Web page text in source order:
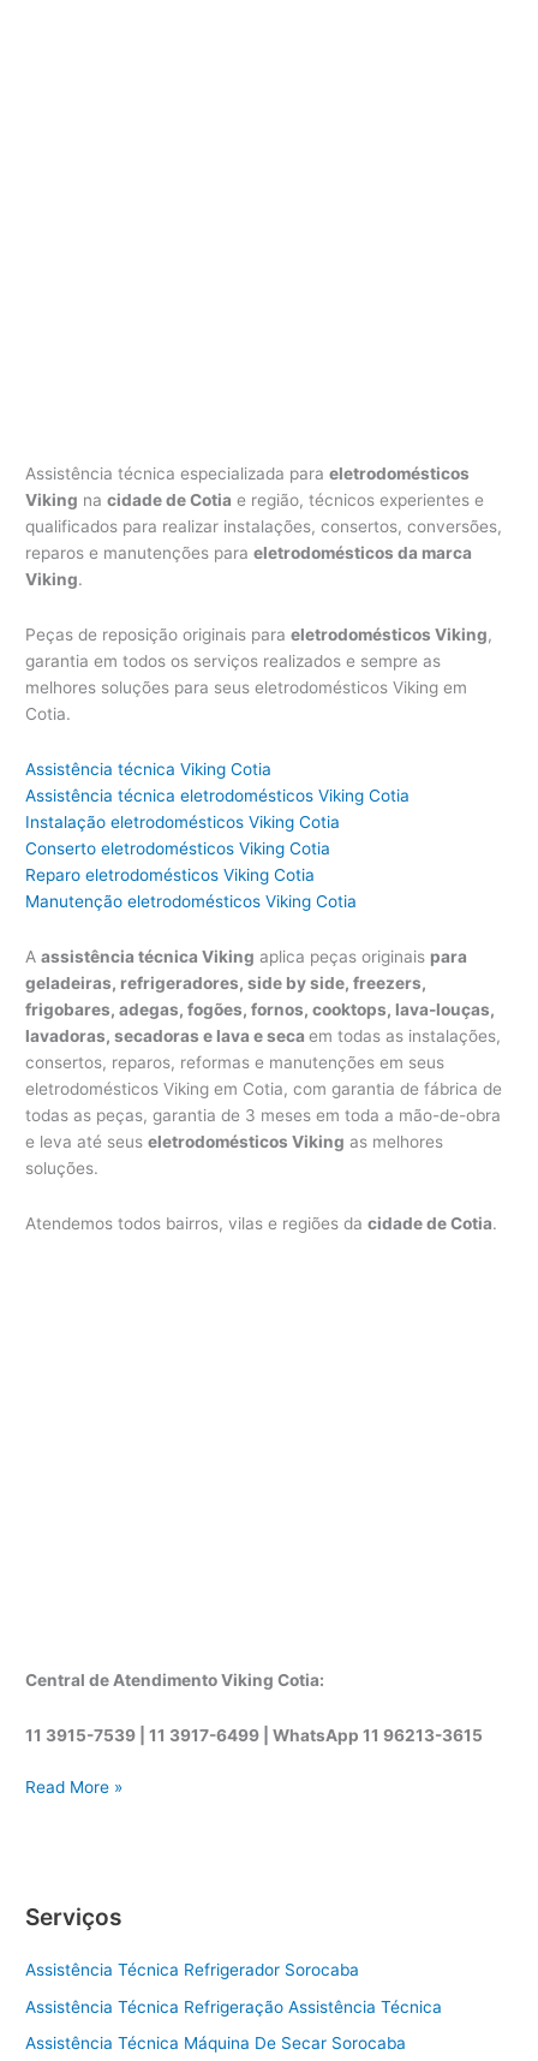
Assistência técnica especializada paraeletrodomésticos
Viking nacidade de Cotia e região, técnicos experientes e
qualificados para realizar instalações, consertos, conversões,
reparos e manutenções paraeletrodomésticos da marca
Viking.
Peças de reposição originais paraeletrodomésticos Viking,
garantia em todos os serviços realizados e sempre as
melhores soluções para seus eletrodomésticos Viking em
Cotia.
Assistência técnica Viking Cotia
Assistência técnica eletrodomésticos Viking Cotia
Instalação eletrodomésticos Viking Cotia
Conserto eletrodomésticos Viking Cotia
Reparo eletrodomésticos Viking Cotia
Manutenção eletrodomésticos Viking Cotia
Aassistência técnica Viking aplica peças originais para
geladeiras, refrigeradores, side by side, freezers,
frigobares, adegas, fogões, fornos, cooktops, lava-louças,
lavadoras, secadoras e lava e secaem todas as instalações,
consertos, reparos, reformas e manutenções em seus
eletrodomésticos Viking em Cotia, com garantia de fábrica de
todas as peças, garantia de 3 meses em toda a mão-de-obra
e leva até seuseletrodomésticos Viking as melhores
soluções.
Atendemos todos bairros, vilas e regiões dacidade de Cotia.
Central de Atendimento Viking Cotia:
11 3915-7539 | 11 3917-6499 |WhatsApp11 96213-3615
A
t
n
c
a
Read More »
Serviços
Assistência Técnica Refrigerador Sorocaba
Assistência Técnica Refrigeração Assistência Técnica
Assistência Técnica Máquina De Secar Sorocaba